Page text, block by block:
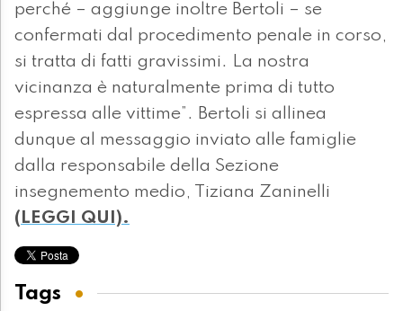
perché – aggiunge inoltre Bertoli – se
confermati dal procedimento penale in corso,
si tratta di fatti gravissimi. La nostra
vicinanza è naturalmente prima di tutto
espressa alle vittime”. Bertoli si allinea
dunque al messaggio inviato alle famiglie
dalla responsabile della Sezione
insegnemento medio, Tiziana Zaninelli
(LEGGI QUI).
Tags